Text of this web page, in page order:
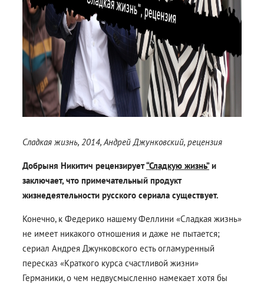
Сладкая жизнь, 2014, Андрей Джунковский, рецензия
Добрыня Никитич рецензирует“Сладкую жизнь”и
заключает, что примечательный продукт
жизнедеятельности русского сериала существует.
Конечно, к Федерико нашему Феллини «Сладкая жизнь»
не имеет никакого отношения и даже не пытается;
сериал Андрея Джунковского есть огламуренный
пересказ «Краткого курса счастливой жизни»
Германики, о чем недвусмысленно намекает хотя бы